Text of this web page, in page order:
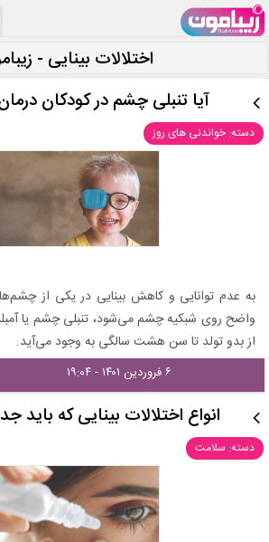
اختلالات بینایی -
آیا تنبلی چشم در کودکان
دسته: خواندنی های روز
به عدم توانایی و کاهش بینایی در یکی از
واضح روی شبکیه چشم می‌شود، تنبلی چشم یا
از بدو تولد تا سن هشت سالگی به وجود می‌آید.
۶ فروردین ۱۴۰۱ - ۱۹:۰۴
انواع اختلالات بینایی که باید
دسته: سلامت